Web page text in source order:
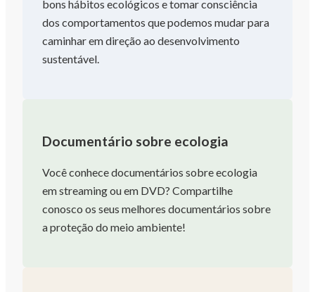
bons hábitos ecológicos e tomar consciência
dos comportamentos que podemos mudar para
caminhar em direção ao desenvolvimento
sustentável.
Documentário sobre ecologia
Você conhece documentários sobre ecologia
em streaming ou em DVD? Compartilhe
conosco os seus melhores documentários sobre
a proteção do meio ambiente!